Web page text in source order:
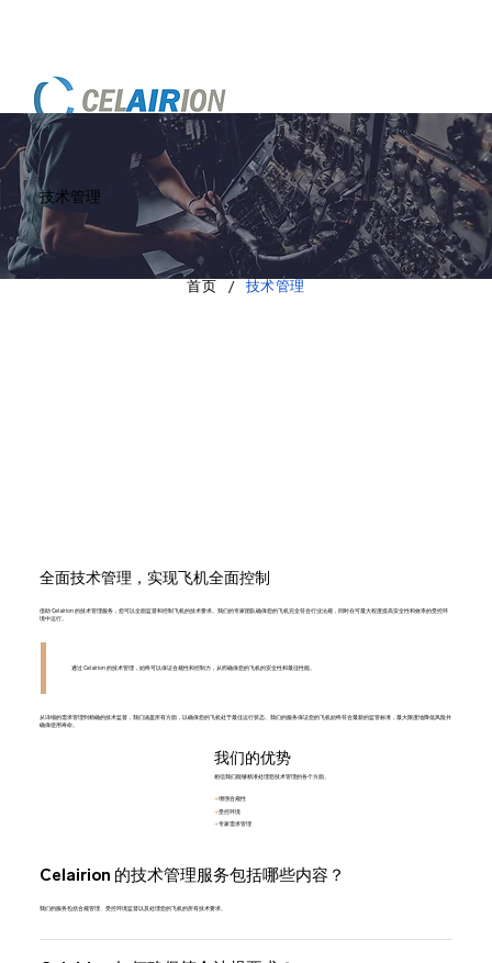
技术管理
首页 / 技术管理
全面技术管理，实现飞机全面控制
借助 Celairion 的技术管理服务，您可以全面监督和控制飞机的技术要求。我们的专家团队确保您的飞机完全符合行业法规，同时在可最大程度提高安全性和效率的受控环
境中运行。
通过 Celairion 的技术管理，始终可以保证合规性和控制力，从而确保您的飞机的安全性和最佳性能。
从详细的需求管理到精确的技术监督，我们涵盖所有方面，以确保您的飞机处于最佳运行状态。我们的服务保证您的飞机始终符合最新的监管标准，最大限度地降低风险并
确保使用寿命。
Celairion 的技术管理服务包括哪些内容？
我们的服务包括合规管理、受控环境监督以及处理您的飞机的所有技术要求。
我们的优势
相信我们能够精准处理您技术管理的各个方面。
🡪增强合规性
🡪受控环境
🡪专家需求管理